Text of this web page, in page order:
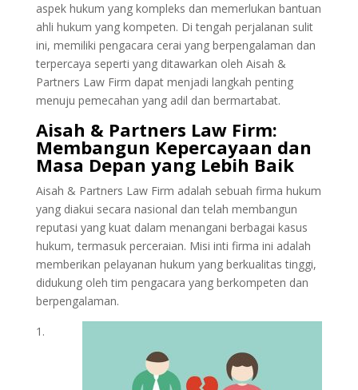
aspek hukum yang kompleks dan memerlukan bantuan
ahli hukum yang kompeten. Di tengah perjalanan sulit
ini, memiliki pengacara cerai yang berpengalaman dan
terpercaya seperti yang ditawarkan oleh Aisah &
Partners Law Firm dapat menjadi langkah penting
menuju pemecahan yang adil dan bermartabat.
Aisah & Partners Law Firm:
Membangun Kepercayaan dan
Masa Depan yang Lebih Baik
Aisah & Partners Law Firm adalah sebuah firma hukum
yang diakui secara nasional dan telah membangun
reputasi yang kuat dalam menangani berbagai kasus
hukum, termasuk perceraian. Misi inti firma ini adalah
memberikan pelayanan hukum yang berkualitas tinggi,
didukung oleh tim pengacara yang berkompeten dan
berpengalaman.